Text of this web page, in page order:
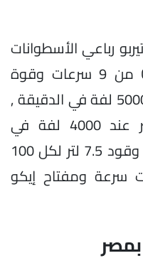
بمحرك 1.5 لتر تيربو رباعي الأسطوانات
وناقل حركة أوتوماتيك CVT من 9 سرعات وقوة
قصوى تبلغ 156 حصان عند 5000 لفة في الدقيقة ,
وعزم دوران 230 نيوتن متر عند 4000 لفة في
الدقيقة. كما تأتي باستهلاك وقود 7.5 لتر لكل 100
سرعة ومفتاح إيكو